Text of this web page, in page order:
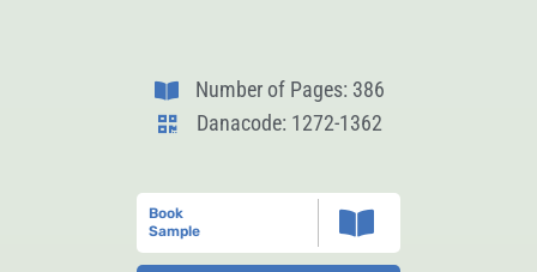
Number of Pages: 386
Danacode: 1272-1362
Book
Sample